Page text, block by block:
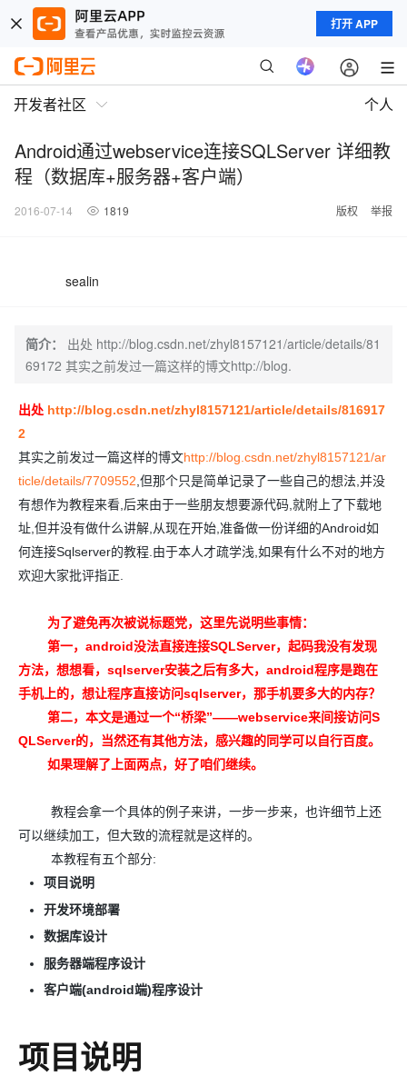
打开 APP
开发者社区 个人
Android通过webservice连接SQLServer 详细教
程（数据库+服务器+客户端）
2016-07-14 1819 版权 举报
sealin
简介：
出处 http://blog.csdn.net/zhyl8157121/article/details/81
69172 其实之前发过一篇这样的博文http://blog.
出处 http://blog.csdn.net/zhyl8157121/article/details/816917
2
其实之前发过一篇这样的博文http://blog.csdn.net/zhyl8157121/ar
ticle/details/7709552 ,但那个只是简单记录了一些自己的想法,并没
有想作为教程来看,后来由于一些朋友想要源代码,就附上了下载地
址,但并没有做什么讲解,从现在开始,准备做一份详细的Android如
何连接Sqlserver的教程.由于本人才疏学浅,如果有什么不对的地方
欢迎大家批评指正.
为了避免再次被说标题党，这里先说明些事情：
第一，android没法直接连接SQLServer，起码我没有发现
方法，想想看，sqlserver安装之后有多大，android程序是跑在
手机上的，想让程序直接访问sqlserver，那手机要多大的内存？
第二，本文是通过一个“桥梁”——webservice来间接访问S
QLServer的，当然还有其他方法，感兴趣的同学可以自行百度。
如果理解了上面两点，好了咱们继续。
教程会拿一个具体的例子来讲，一步一步来，也许细节上还
可以继续加工，但大致的流程就是这样的。
本教程有五个部分:
项目说明
开发环境部署
数据库设计
服务器端程序设计
客户端(android端)程序设计
项目说明